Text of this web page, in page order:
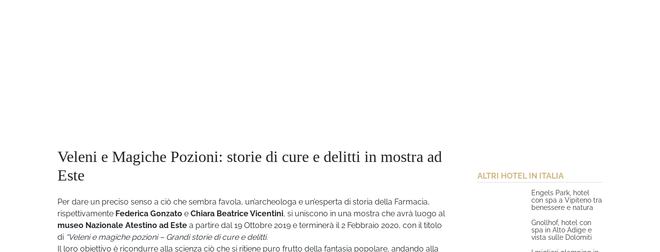
Veleni e Magiche Pozioni: storie di cure e delitti in mostra ad
Este
Per dare un preciso senso a ciò che sembra favola, un’archeologa e un’esperta di storia della Farmacia,
rispettivamente Federica Gonzato e Chiara Beatrice Vicentini, si uniscono in una mostra che avrà luogo al
museo Nazionale Atestino ad Este a partire dal 19 Ottobre 2019 e terminerà il 2 Febbraio 2020, con il titolo
di “Veleni e magiche pozioni – Grandi storie di cure e delitti.
Il loro obiettivo è ricondurre alla scienza ciò che si ritiene puro frutto della fantasia popolare, andando alla
ALTRI HOTEL IN ITALIA
Engels Park, hotel
con spa a Vipiteno tra
benessere e natura
Gnollhof, hotel con
spa in Alto Adige e
vista sulle Dolomiti